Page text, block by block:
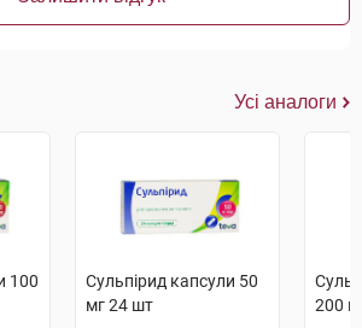
Усі аналоги
100
Сульпірид капсули 50
мг 24 шт
200